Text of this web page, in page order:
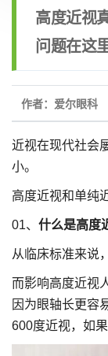
高度近视
问题在这
作者：爱尔眼科
近视在现代社会
小。
高度近视和单纯
01、 什么是高度
从临床标准来说
而影响高度近视
因为眼轴长更容
600度近视，如